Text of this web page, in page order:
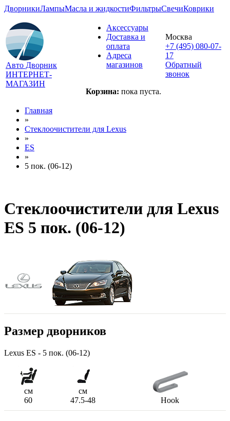
ДворникиЛампыМасла и жидкостиФильтрыСвечиКоврики
Авто Дворник
ИНТЕРНЕТ-
МАГАЗИН
Аксессуары
Доставка и
оплата
Адреса
магазинов
Корзина: пока пуста.
Москва
+7 (495) 080-07-
17
Обратный
звонок
Главная
»
Стеклоочистители для Lexus
»
ES
»
5 пок. (06-12)
Стеклоочистители для Lexus
ES 5 пок. (06-12)
Размер дворников
Lexus ES - 5 пок. (06-12)
см
см
60
47.5-48 Hook